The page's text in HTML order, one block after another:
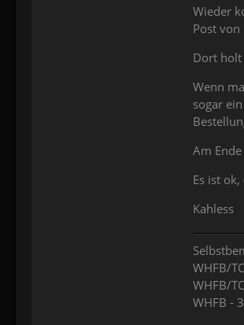
Wieder
Post
Dort holt
Wenn
sogar
Am
Es ist
Kahless
WHFB/
WHFB/
WHFB -